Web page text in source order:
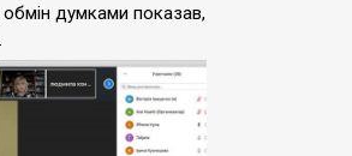
обмін думками показав,